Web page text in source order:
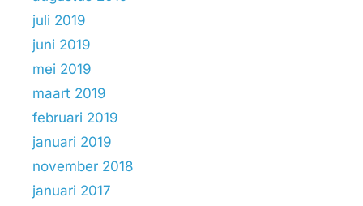
juli 2019
juni 2019
mei 2019
maart 2019
februari 2019
januari 2019
november 2018
januari 2017